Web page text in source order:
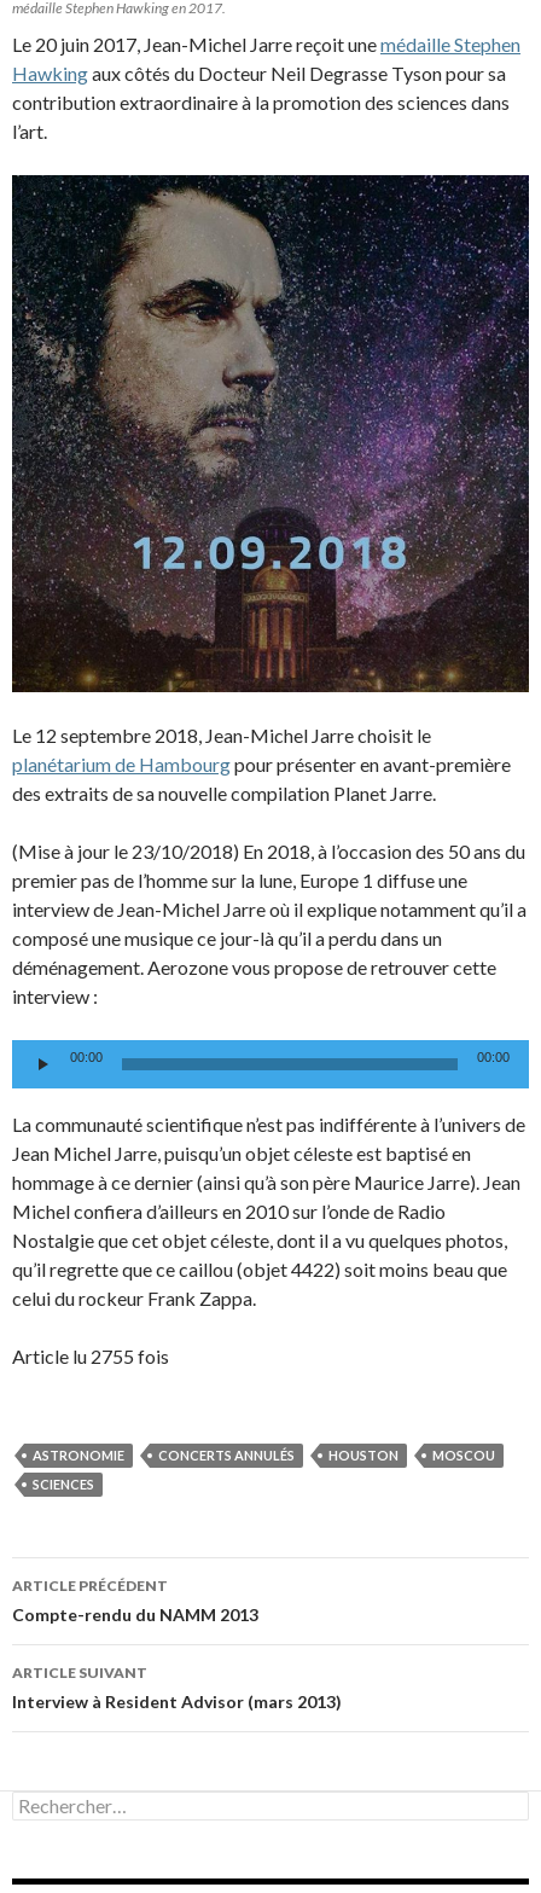
médaille Stephen Hawking en 2017.
Le 20 juin 2017, Jean-Michel Jarre reçoit unemédaille Stephen
Hawkingaux côtés du Docteur Neil Degrasse Tyson pour sa
contribution extraordinaire à la promotion des sciences dans
l’art.
Le 12 septembre 2018, Jean-Michel Jarre choisit le
planétarium de Hambourgpour présenter en avant-première
des extraits de sa nouvelle compilation Planet Jarre.
(Mise à jour le 23/10/2018) En 2018, à l’occasion des 50 ans du
premier pas de l’homme sur la lune, Europe 1 diffuse une
interview de Jean-Michel Jarre où il explique notamment qu’il a
composé une musique ce jour-là qu’il a perdu dans un
déménagement. Aerozone vous propose de retrouver cette
interview :
Lecteur00:00 00:00
La communauté scientifique n’est pas indifférente à l’univers de
Jean Michel Jarre, puisqu’un objet céleste est baptisé en
hommage à ce dernier (ainsi qu’à son père Maurice Jarre). Jean
Michel confiera d’ailleurs en 2010 sur l’onde de Radio
Nostalgie que cet objet céleste, dont il a vu quelques photos,
qu’il regrette que ce caillou (objet 4422) soit moins beau que
celui du rockeur Frank Zappa.
Article lu 2755 fois
ASTRONOMIE CONCERTS ANNULÉS HOUSTON
MOSCOU
SCIENCES
Navigation
des
articles
ARTICLE PRÉCÉDENT
Compte-rendu du NAMM 2013
ARTICLE SUIVANT
Interview à Resident Advisor (mars 2013)
Rechercher :